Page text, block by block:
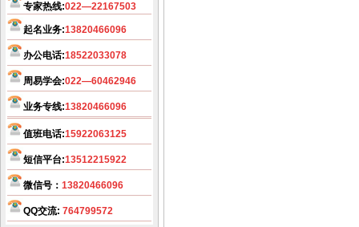
天津起名，天津起名网，玄
术子起名网在全国百家诚信活
动中、被评为全国最大的电子
商务网《诚信自律单位》之
一、几十年来玄术子先生在预
测起名行业中，始终处于领先
地位，领导品牌。希望您转告
您的亲朋好友，玄术子先生免
费为您讲解姓名。
北京天津石家庄保定廊坊唐山
张家口太原阳泉运城赤峰包头
专家热线:022—22167503
起名业务:13820466096
办公电话:18522033078
周易学会:022—60462946
业务专线:13820466096
值班电话:15922063125
短信平台:13512215922
微信号： 13820466096
QQ交流: 764799572